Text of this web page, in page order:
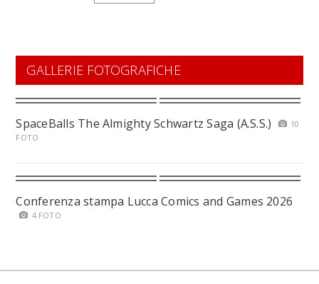
GALLERIE FOTOGRAFICHE
SpaceBalls The Almighty Schwartz Saga (A.S.S.)
10
FOTO
Conferenza stampa Lucca Comics and Games 2026
4 FOTO